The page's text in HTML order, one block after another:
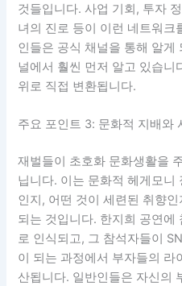
것들입니다. 사업 기회, 투자
녀의 진로 등이 이런 네트워크
인들은 공식 채널을 통해 알게
널에서 훨씬 먼저 알고 있습니
위로 직접 변환됩니다.
주요 포인트 3: 문화적 지배와
재벌들이 초호화 문화생활을
닙니다. 이는 문화적 헤게모니
인지, 어떤 것이 세련된 취향
되는 것입니다. 한지희 공연에
로 인식되고, 그 참석자들이
이 되는 과정에서 부자들의
산됩니다. 일반인들은 자신의